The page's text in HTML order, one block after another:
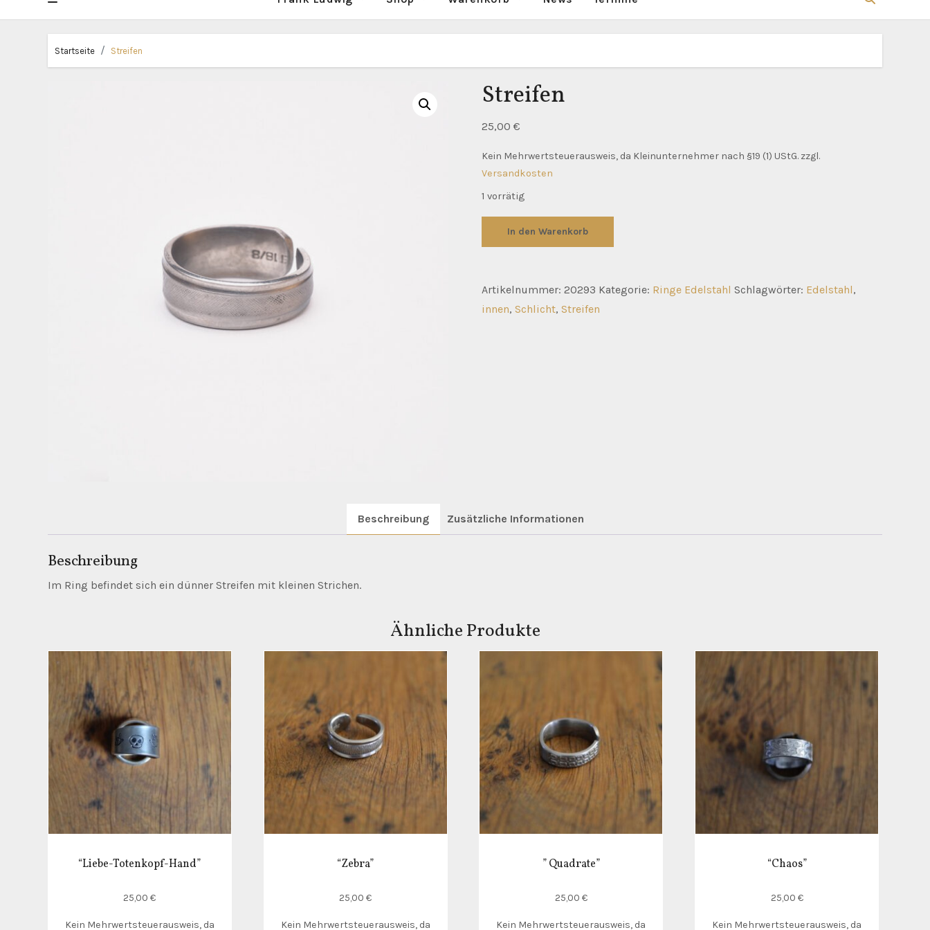
Startseite Streifen
Streifen
25,00€
Kein Mehrwertsteuerausweis, da Kleinunternehmer nach §19 (1) UStG. zzgl.
Versandkosten
1 vorrätig
Streifen
Menge
In den Warenkorb
Artikelnummer:20293 Kategorie: Ringe Edelstahl Schlagwörter: Edelstahl,
innen,Schlicht,Streifen
Beschreibung Zusätzliche Informationen
Beschreibung
Im Ring befindet sich ein dünner Streifen mit kleinen Strichen.
Ähnliche Produkte
“Liebe-Totenkopf-Hand”
25,00€
Kein Mehrwertsteuerausweis, da
“Zebra”
25,00€
Kein Mehrwertsteuerausweis, da
” Quadrate”
25,00 €
Kein Mehrwertsteuerausweis, da
“Chaos”
25,00 €
Kein Mehrwertsteuerausweis, da